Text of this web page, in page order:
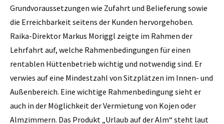
Grundvoraussetzungen wie Zufahrt und Belieferung sowie
die Erreichbarkeit seitens der Kunden hervorgehoben.
Raika-Direktor Markus Moriggl zeigte im Rahmen der
Lehrfahrt auf, welche Rahmenbedingungen für einen
rentablen Hüttenbetrieb wichtig und notwendig sind. Er
verwies auf eine Mindestzahl von Sitzplätzen im Innen- und
Außenbereich. Eine wichtige Rahmenbedingung sieht er
auch in der Möglichkeit der Vermietung von Kojen oder
Almzimmern. Das Produkt „Urlaub auf der Alm“ steht laut